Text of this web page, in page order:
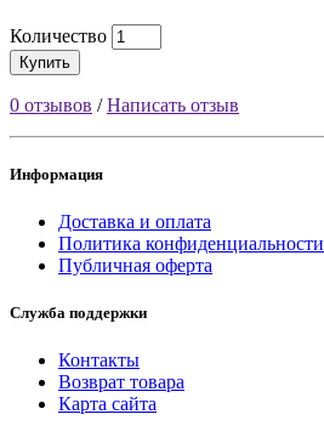
Количество
Купить
0 отзывов /Написать отзыв
Информация
Доставка и оплата
Политика конфиденциальности
Публичная оферта
Служба поддержки
Контакты
Возврат товара
Карта сайта